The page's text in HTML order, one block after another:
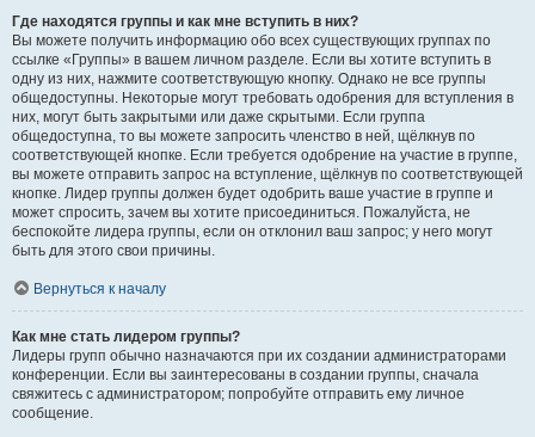
Где находятся группы и как мне вступить в них?
Вы можете получить информацию обо всех существующих группах по
ссылке «Группы» в вашем личном разделе. Если вы хотите вступить в
одну из них, нажмите соответствующую кнопку. Однако не все группы
общедоступны. Некоторые могут требовать одобрения для вступления в
них, могут быть закрытыми или даже скрытыми. Если группа
общедоступна, то вы можете запросить членство в ней, щёлкнув по
соответствующей кнопке. Если требуется одобрение на участие в группе,
вы можете отправить запрос на вступление, щёлкнув по соответствующей
кнопке. Лидер группы должен будет одобрить ваше участие в группе и
может спросить, зачем вы хотите присоединиться. Пожалуйста, не
беспокойте лидера группы, если он отклонил ваш запрос; у него могут
быть для этого свои причины.
Вернуться к началу
Как мне стать лидером группы?
Лидеры групп обычно назначаются при их создании администраторами
конференции. Если вы заинтересованы в создании группы, сначала
свяжитесь с администратором; попробуйте отправить ему личное
сообщение.